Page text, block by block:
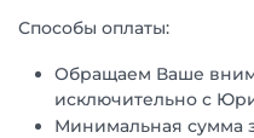
Способы оплаты:
Обращаем Ваше
исключительно с
Минимальная сумма